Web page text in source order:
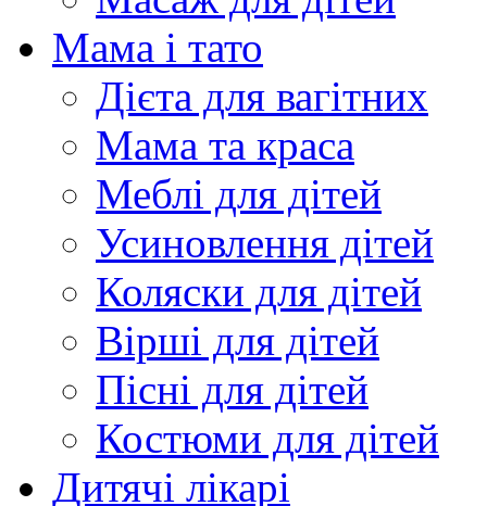
Мама і тато
Дієта для вагітних
Мама та краса
Меблі для дітей
Усиновлення дітей
Коляски для дітей
Вірші для дітей
Пісні для дітей
Костюми для дітей
Дитячі лікарі